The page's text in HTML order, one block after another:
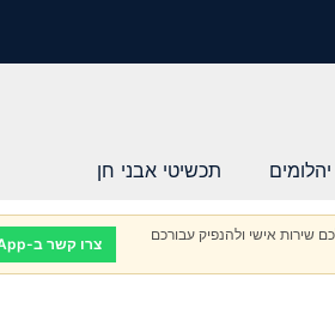
יהלומים תכשיטי אבני חן
שירות אישי ולהנפיק עבורכם
צרו קשר ב-WhatsApp